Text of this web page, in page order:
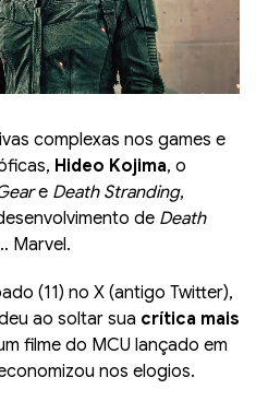
complexas nos games e
Hideo Kojima, o
e Death Stranding,
de Death
Marvel.
(11) no X (antigo Twitter),
ao soltar sua crítica mais
filme do MCU lançado em
nos elogios.